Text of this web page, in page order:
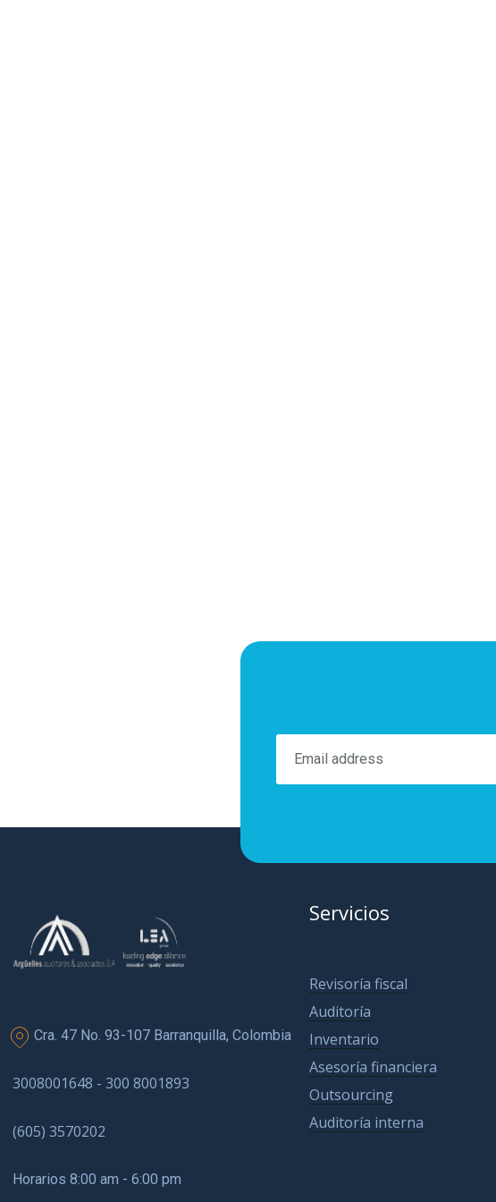
Cra. 47 No. 93-107 Barranquilla, Colombia
3008001648 - 300 8001893
(605) 3570202
Horarios 8:00 am - 6:00 pm
Servicios
Revisoría fiscal
Auditoría
Inventario
Asesoría financiera
Outsourcing
Auditoría interna